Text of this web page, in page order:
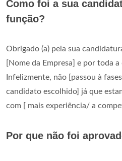
Como foi a sua
função?
Obrigado (a) pela sua
[Nome da Empresa] e por toda
Infelizmente, não [passou à
candidato escolhido] já que
com [ mais experiência/ a
Por que não foi